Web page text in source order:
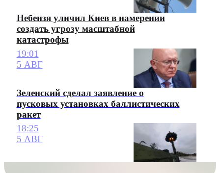
Небензя уличил Киев в намерении
создать угрозу масштабной
катастрофы
19:01
5 АВГ
Зеленский сделал заявление о
пусковых установках баллистических
ракет
18:25
5 АВГ